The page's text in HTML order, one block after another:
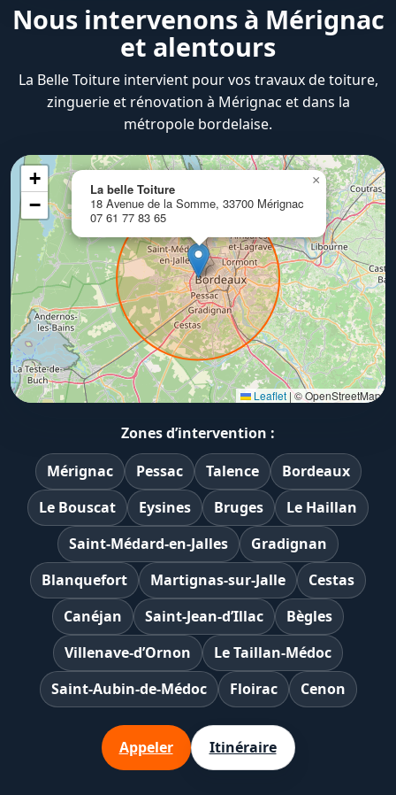
Nous intervenons à Mérignac
et alentours
La Belle Toiture intervient pour vos travaux de toiture,
zinguerie et rénovation à Mérignac et dans la
métropole bordelaise.
La belle Toiture
18 Avenue de la Somme, 33700 Mérignac
07 61 77 83 65
×
+
−
Leaflet |© OpenStreetMap
Zones d’intervention :
Mérignac
Pessac Talence
Bordeaux
Le Bouscat
Eysines Bruges
Le Haillan
Saint-Médard-en-Jalles
Gradignan
Blanquefort
Martignas-sur-Jalle
Cestas
Canéjan
Saint-Jean-d’Illac
Bègles
Villenave-d’Ornon
Le Taillan-Médoc
Saint-Aubin-de-Médoc
Floirac Cenon
Appeler Itinéraire